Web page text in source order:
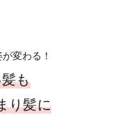
変わる！
も
り髪に